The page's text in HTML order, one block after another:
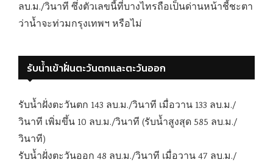
ลบ.ม./วินาที ซึ่งตัวเลขนี้ที่บางไทรถือเป็นด่านหน้าชี้ชะตา
ว่าน้ำจะท่วมกรุงเทพฯ หรือไม่
รับน้ำเข้าฝั่นตะวันตกและตะวันออก
รับน้ำฝั่งตะวันตก 143 ลบ.ม./วินาที เมื่อวาน 133 ลบ.ม./
วินาที เพิ่มขึ้น 10 ลบ.ม./วินาที (รับน้ำสูงสุด 585 ลบ.ม./
วินาที)
รับน้ำฝั่งตะวันออก 48 ลบ.ม./วินาที เมื่อวาน 47 ลบ.ม./